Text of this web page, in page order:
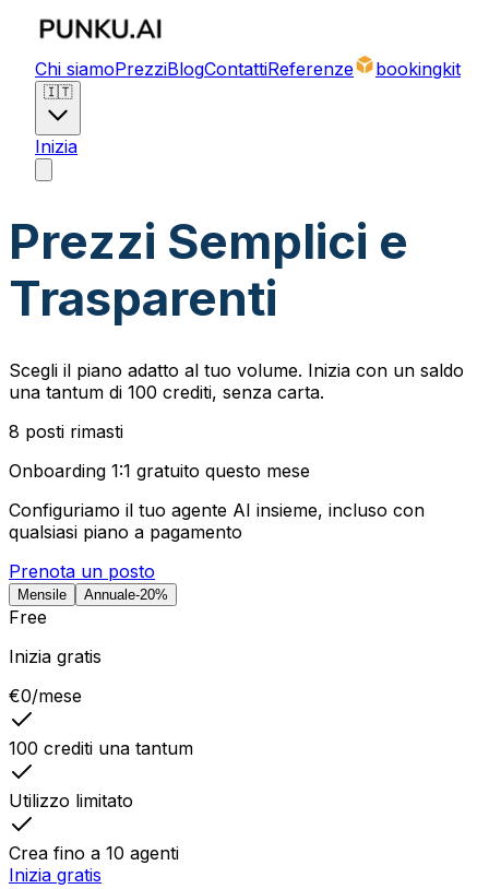
Chi siamoPrezziBlogContattiReferenze bookingkit
🇮🇹
Inizia
Prezzi Semplici e
Trasparenti
Scegli il piano adatto al tuo volume. Inizia con un saldo
una tantum di 100 crediti, senza carta.
8 posti rimasti
Onboarding 1:1 gratuito questo mese
Configuriamo il tuo agente AI insieme, incluso con
qualsiasi piano a pagamento
Prenota un posto
Mensile Annuale-20%
Free
Inizia gratis
€0/mese
100 crediti una tantum
Utilizzo limitato
Crea fino a 10 agenti
Inizia gratis